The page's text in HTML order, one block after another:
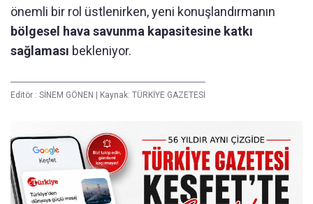
önemli bir rol üstlenirken, yeni konuşlandırmanın
bölgesel hava savunma kapasitesine katkı
sağlaması bekleniyor.
Editör : SİNEM GÖNEN | Kaynak: TÜRKİYE GAZETESİ